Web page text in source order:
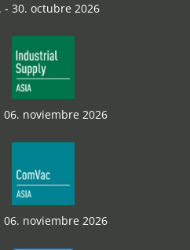
- 30. octubre 2026
06. noviembre 2026
06. noviembre 2026